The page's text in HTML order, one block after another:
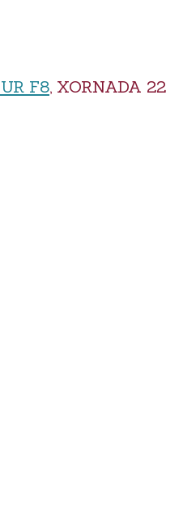
F8, XORNADA 22